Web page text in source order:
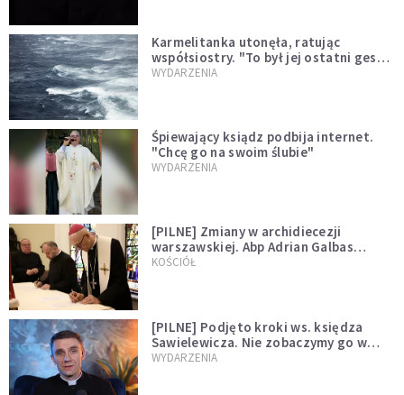
Karmelitanka utonęła, ratując
współsiostry. "To był jej ostatni gest
miłości"
WYDARZENIA
Śpiewający ksiądz podbija internet.
"Chcę go na swoim ślubie"
WYDARZENIA
[PILNE] Zmiany w archidiecezji
warszawskiej. Abp Adrian Galbas
wręczył dekrety nowym proboszczom
KOŚCIÓŁ
[PILNE] Podjęto kroki ws. księdza
Sawielewicza. Nie zobaczymy go w
mediach
WYDARZENIA